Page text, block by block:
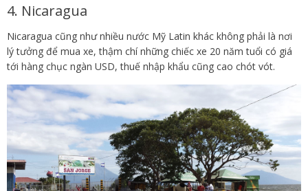
4. Nicaragua
Nicaragua cũng như nhiều nước Mỹ Latin khác không phải là nơi
lý tưởng để mua xe, thậm chí những chiếc xe 20 năm tuổi có giá
tới hàng chục ngàn USD, thuế nhập khẩu cũng cao chót vót.